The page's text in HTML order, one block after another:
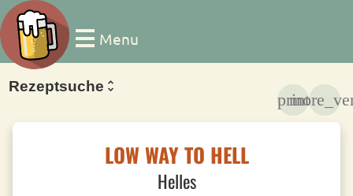
Menu
Rezeptsuche
print
LOW WAY TO HELL
Helles